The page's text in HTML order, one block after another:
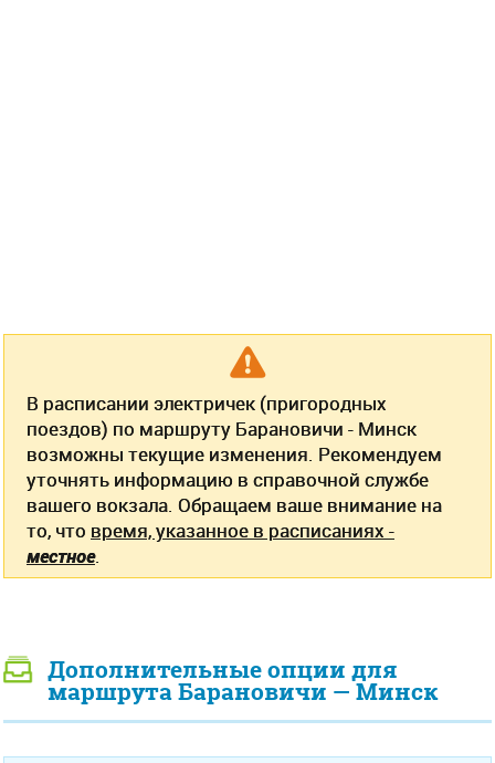
В расписании электричек (пригородных
поездов) по маршруту Барановичи - Минск
возможны текущие изменения. Рекомендуем
уточнять информацию в справочной службе
вашего вокзала. Обращаем ваше внимание на
то, что время, указанное в расписаниях -
местное.
Дополнительные опции для
маршрута Барановичи — Минск